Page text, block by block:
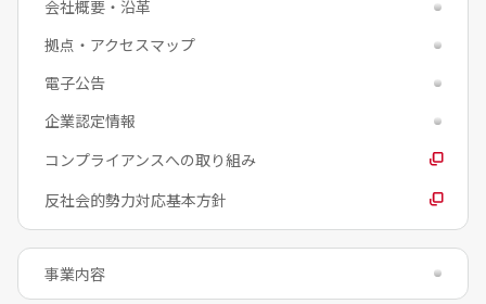
会社概要・沿革
拠点・アクセスマップ
電子公告
企業認定情報
コンプライアンスへの取り組み
反社会的勢力対応基本方針
事業内容